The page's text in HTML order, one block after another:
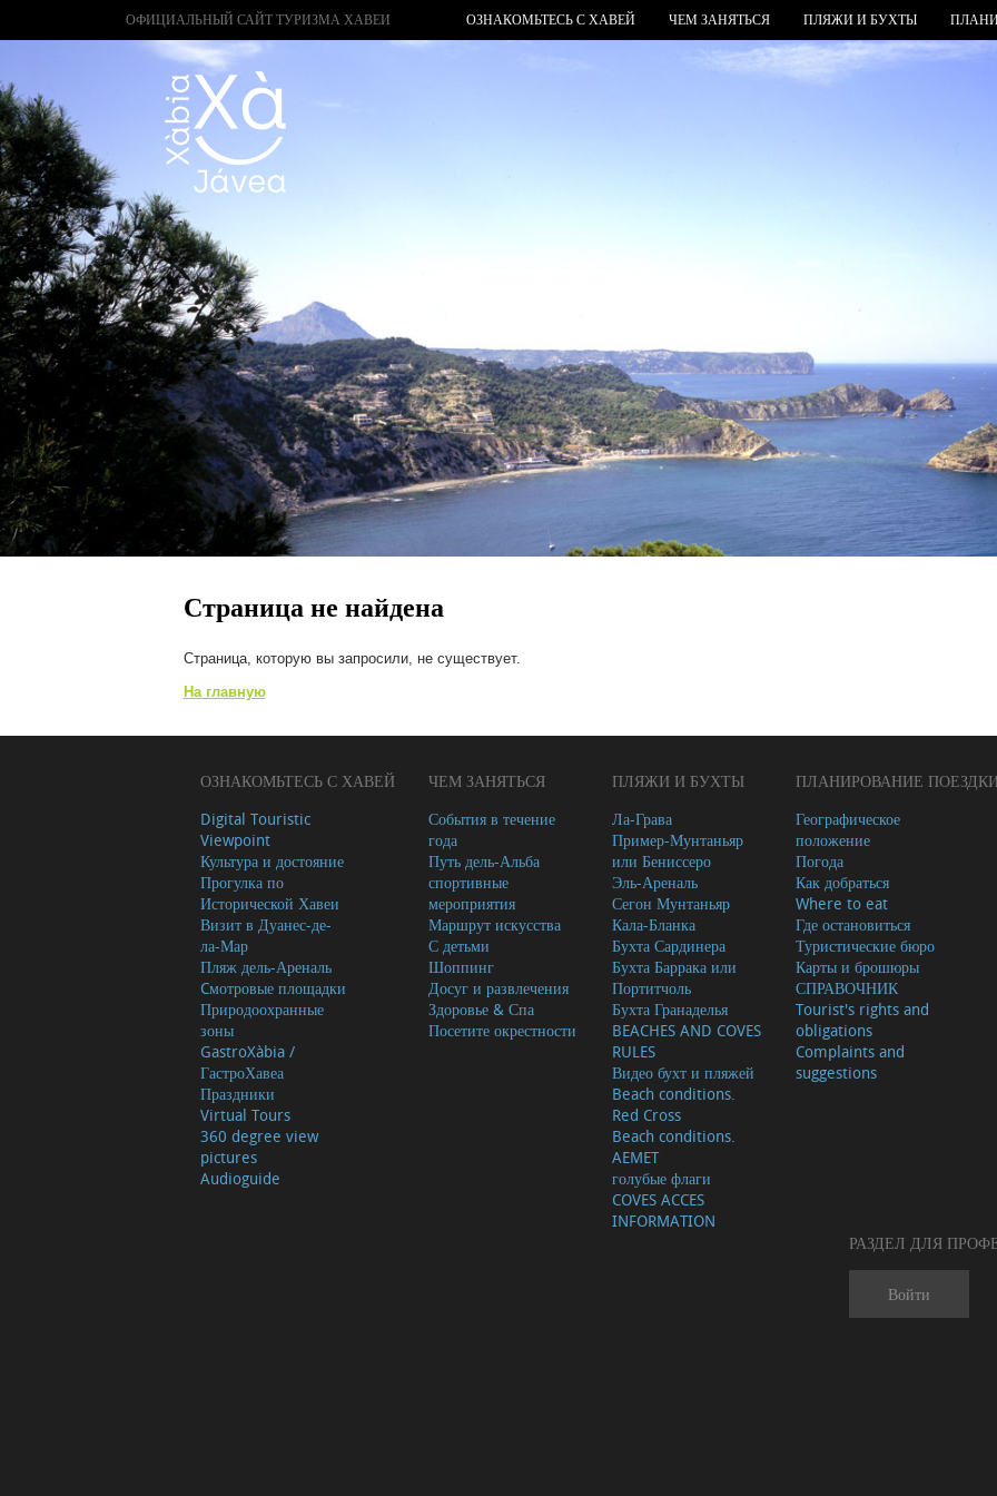
ОФИЦИАЛЬНЫЙ САЙТ ТУРИЗМА ХАВЕИ ОЗНАКОМЬТЕСЬ С ХАВЕЙ ЧЕМ ЗАНЯТЬСЯ ПЛЯЖИ И БУХТЫ
Страница не найдена
Страница, которую вы запросили, не существует.
На главную
ОЗНАКОМЬТЕСЬ С ХАВЕЙ
Digital Touristic
Viewpoint
Культура и достояние
Прогулка по
Исторической Хавеи
Визит в Дуанес-де-
ла-Мар
Пляж дель-Ареналь
Cмотровые площадки
Природоохранные
зоны
GastroXàbia /
ГастроХавеа
Праздники
Virtual Tours
360 degree view
pictures
Audioguide
ЧЕМ ЗАНЯТЬСЯ
События в течение
года
Путь дель-Альба
спортивные
мероприятия
Маршрут искусства
С детьми
Шоппинг
Досуг и развлечения
Здоровье & Спа
Посетите окрестности
ПЛЯЖИ И БУХТЫ
Ла-Грава
Пример-Мунтаньяр
или Бениссеро
Эль-Ареналь
Сегон Мунтаньяр
Кала-Бланка
Бухта Сардинера
Бухта Баррака или
Портитчоль
Бухта Гранаделья
BEACHES AND COVES
RULES
Видео бухт и пляжей
Beach conditions.
Red Cross
Beach conditions.
AEMET
голубые флаги
COVES ACCES
INFORMATION
ПЛАНИРОВАНИЕ
Географическое
положение
Погода
Как добраться
Where to eat
Где остановиться
Туристические бюро
Карты и брошюры
СПРАВОЧНИК
Tourist's rights and
obligations
Complaints and
suggestions
РАЗДЕЛ ДЛЯ
Войти